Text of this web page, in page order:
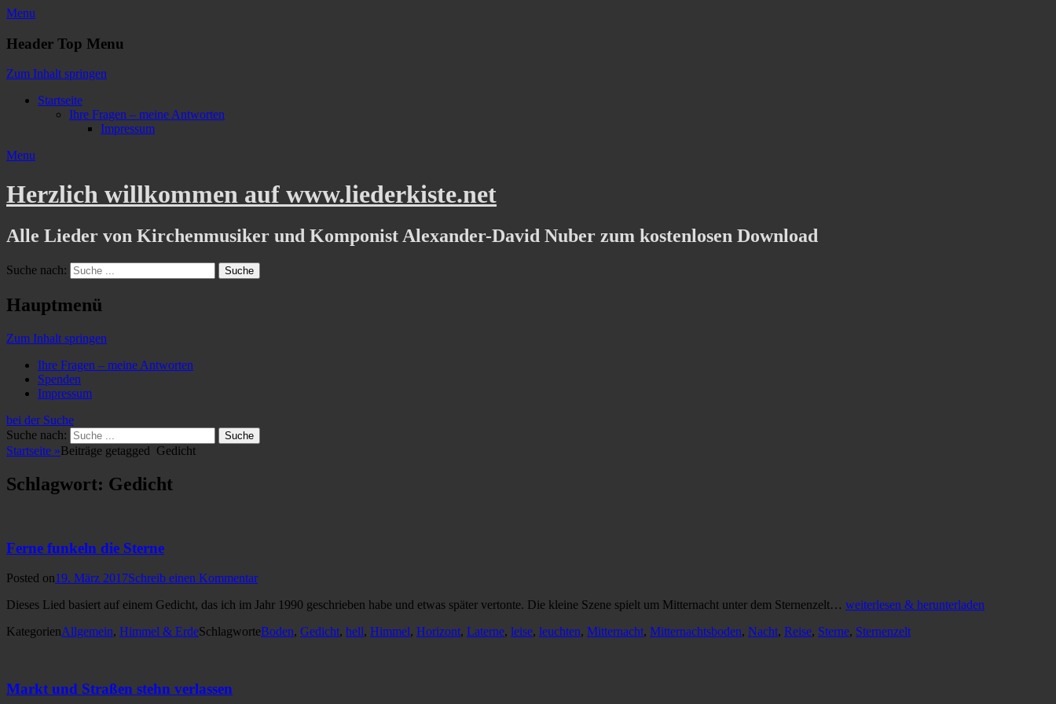
Menu
Header Top Menu
Zum Inhalt springen
Startseite
Ihre Fragen – meine Antworten
Impressum
Menu
Herzlich willkommen auf www.liederkiste.net
Alle Lieder von Kirchenmusiker und Komponist Alexander-David Nuber zum kostenlosen Download
Suche nach:
Hauptmenü
Zum Inhalt springen
Ihre Fragen – meine Antworten
Spenden
Impressum
bei der Suche
Suche nach:
Startseite »Beiträge getagged Gedicht
Schlagwort: Gedicht
Ferne funkeln die Sterne
Posted on19. März 2017Schreib einen Kommentar
Dieses Lied basiert auf einem Gedicht, das ich im Jahr 1990 geschrieben habe und etwas später vertonte. Die kleine Szene spielt um Mitternacht unter dem Sternenzelt… weiterlesen & herunterladen
KategorienAllgemein, Himmel & ErdeSchlagworteBoden, Gedicht, hell, Himmel, Horizont, Laterne, leise, leuchten, Mitternacht, Mitternachtsboden, Nacht, Reise, Sterne, Sternenzelt
Markt und Straßen stehn verlassen